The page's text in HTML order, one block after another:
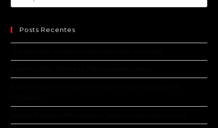
Posts Recentes